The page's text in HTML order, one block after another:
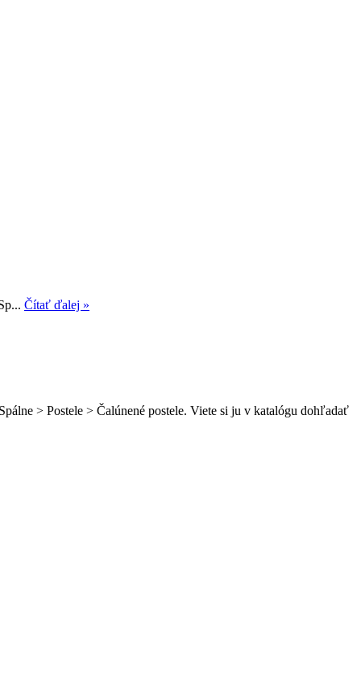
Čítať ďalej »
> Postele > Čalúnené postele. Viete si ju v katalógu dohľadať